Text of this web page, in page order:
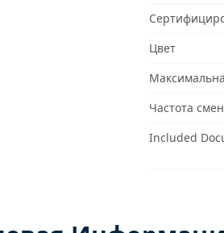
Цвет
Частота
Included